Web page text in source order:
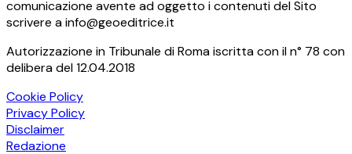
comunicazione avente ad oggetto i contenuti del Sito
scrivere a info@geoeditrice.it
Autorizzazione in Tribunale di Roma iscritta con il n° 78 con
delibera del 12.04.2018
Cookie Policy
Privacy Policy
Disclaimer
Redazione